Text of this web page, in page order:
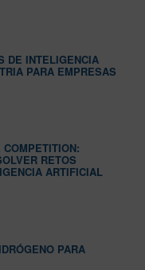
DE INTELIGENCIA
PARA EMPRESAS
RETOS
ARTIFICIAL
PARA